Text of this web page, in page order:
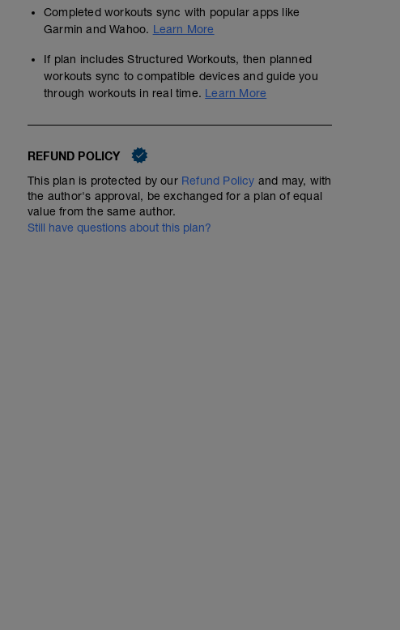
Completed workouts sync with popular apps like
Garmin and Wahoo. Learn More
If plan includes Structured Workouts, then planned
workouts sync to compatible devices and guide you
through workouts in real time. Learn More
REFUND POLICY
This plan is protected by our Refund Policy and may, with
the author's approval, be exchanged for a plan of equal
value from the same author.
Still have questions about this plan?